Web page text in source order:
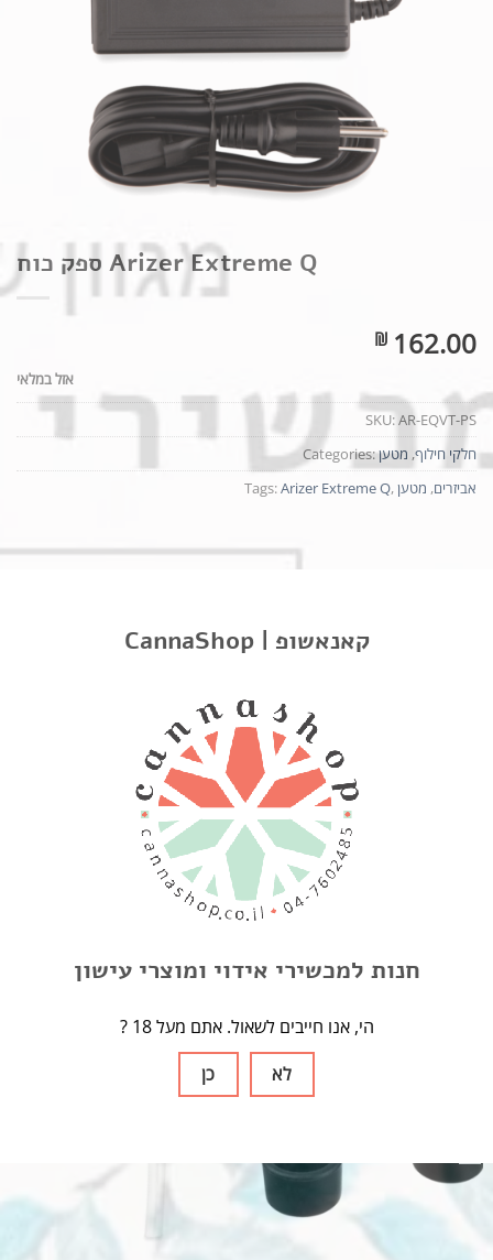
CannaShop | קאנאשופ
חנות למכשירי אידוי ומוצרי עישון
? הי, אנו חייבים לשאול. אתם מעל 18
כן
לא
Arizer Extreme Q ספק כוח
₪ 162.00
אזל במלאי
SKU:AR-EQVT-PS
Categories:
חלקי חילוף, מטען
Tags:Arizer Extreme Q, אביזרים, מטען
ספק כוח ומתאם למכשירי Arizer Extreme Q ו- V-Tower